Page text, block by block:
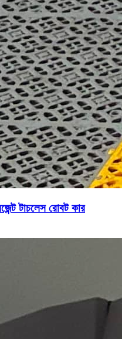
টাচলেস রোবট কার